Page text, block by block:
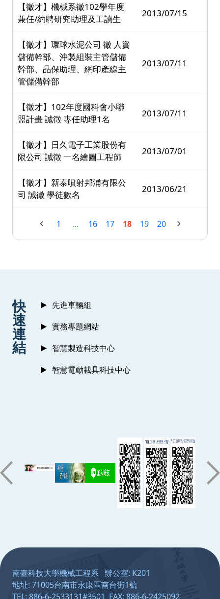
【徵才】機械系徵102學年度
兼任/約聘研究助理及工讀生
2013/07/15
【徵才】環球水泥公司 徵 人資
儲備幹部、沖製組裝主管儲備
幹部、品保助理、網印產線主
管儲備幹部
2013/07/11
【徵才】102年度國科會小聯
盟計畫 誠徵 專任助理1名
2013/07/11
【徵才】日久電子工業股份有
限公司 誠徵 一名繪圖工程師
2013/07/01
【徵才】新泰噴射邦浦有限公
司 誠徵 學徒數名
2013/06/21
1 ... 16 17 18 19 20
快
速
連
結
先進車輛組
實務專題網站
智慧製造科技中心
智慧電動載具科技中心
南臺科技大學機械工程系 辦公室: K201
地址: 71005台南市永康區南台街1號
TEL: 886-6-2533131#3501 FAX: 886-6-2425092